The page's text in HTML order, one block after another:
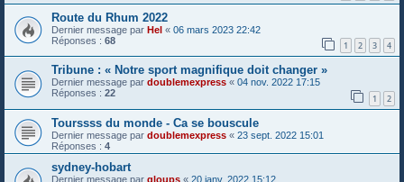
Route du Rhum 2022
Dernier message par Hel « 06 mars 2023 22:42
Réponses : 68 1 2 3 4
Tribune : « Notre sport magnifique doit changer »
Dernier message par doublemexpress « 04 nov. 2022 17:15
Réponses : 22 1 2
Tourssss du monde - Ca se bouscule
Dernier message par doublemexpress « 23 sept. 2022 15:01
Réponses : 4
sydney-hobart
Dernier message par gloups « 20 janv. 2022 15:12